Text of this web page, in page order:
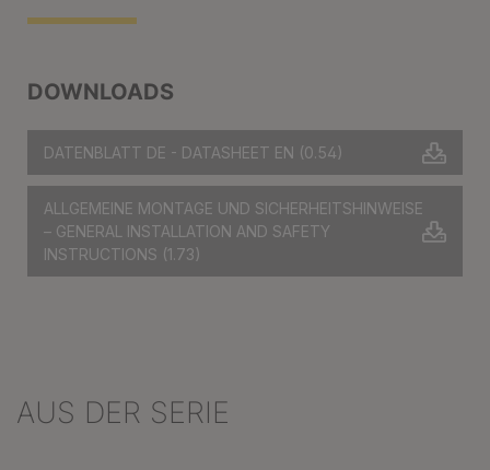
DOWNLOADS
DATENBLATT DE - DATASHEET EN (0.54)
ALLGEMEINE MONTAGE UND SICHERHEITSHINWEISE
– GENERAL INSTALLATION AND SAFETY
INSTRUCTIONS (1.73)
Produktgalerie überspringen
AUS DER SERIE